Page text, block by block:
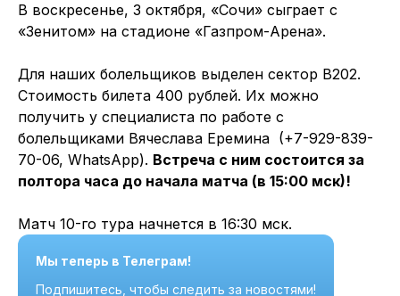
В воскресенье, 3 октября, «Сочи» сыграет с
«Зенитом» на стадионе «Газпром-Арена».
Для наших болельщиков выделен сектор B202.
Стоимость билета 400 рублей. Их можно
получить у специалиста по работе с
болельщиками Вячеслава Еремина (+7-929-839-
70-06, WhatsApp). Встреча с ним состоится за
полтора часа до начала матча (в 15:00 мск)!
Матч 10-го тура начнется в 16:30 мск.
Мы теперь в Телеграм!
Подпишитесь, чтобы следить за новостями!